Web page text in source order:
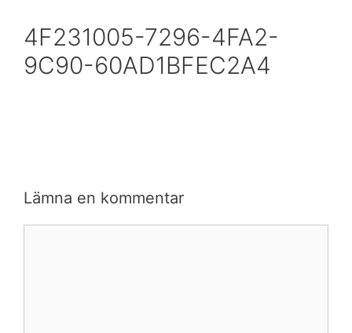
4F231005-7296-4FA2-
9C90-60AD1BFEC2A4
Lämna en kommentar